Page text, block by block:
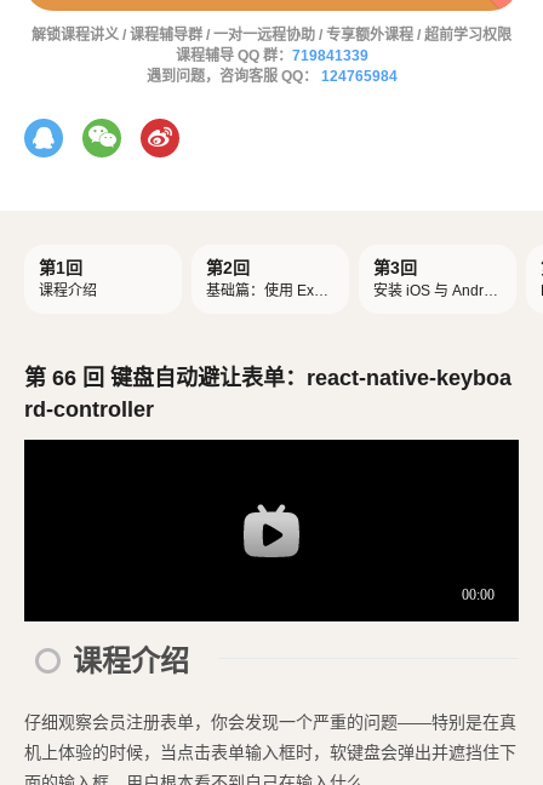
解锁课程讲义 / 课程辅导群 / 一对一远程协助 / 专享额外课程 / 超前学习权限
课程辅导 QQ 群： 719841339
遇到问题，咨询客服 QQ： 124765984
第1回
课程介绍
第2回
基础篇：使用 Expo
第3回
安装 iOS 与 Androi
第 66 回 键盘自动避让表单：react-native-keyboa
rd-controller
课程介绍
仔细观察会员注册表单，你会发现一个严重的问题——特别是在真
机上体验的时候，当点击表单输入框时，软键盘会弹出并遮挡住下